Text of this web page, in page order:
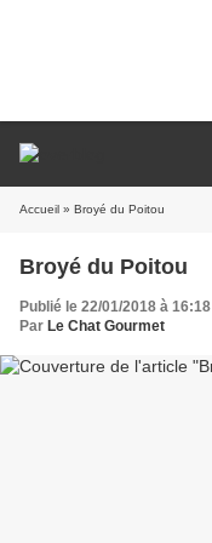
Accueil » Broyé du Poitou
Broyé du Poitou
Publié le 22/01/2018 à 16:18
Par Le Chat Gourmet